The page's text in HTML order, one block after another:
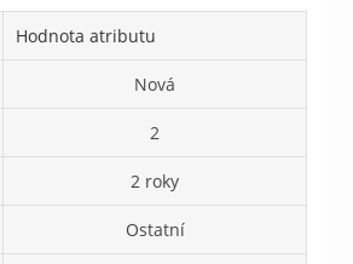
Hodnota atributu
Nová
2
2 roky
Ostatní